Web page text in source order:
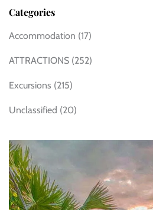
Categories
Accommodation (17)
ATTRACTIONS (252)
Excursions (215)
Unclassified (20)